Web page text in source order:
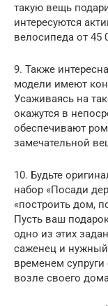
такую вещь
интересуются
велосипеда от 45
9. Также
модели имеют
Усаживаясь на
окажутся в
обеспечивают
замечательной
10. Будьте
набор «Посади
«построить дом,
Пусть ваш
одно из этих
саженец и нужный
временем
возле своего